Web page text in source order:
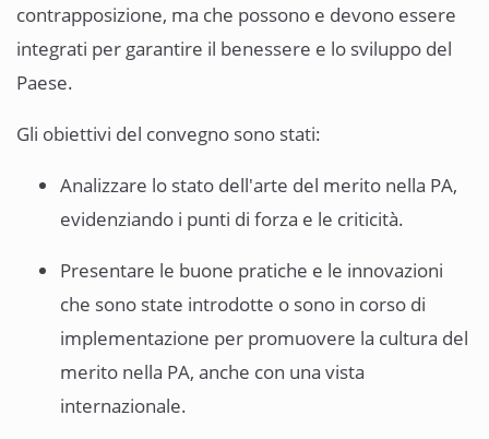
contrapposizione, ma che possono e devono essere
integrati per garantire il benessere e lo sviluppo del
Paese.
Gli obiettivi del convegno sono stati:
Analizzare lo stato dell'arte del merito nella PA,
evidenziando i punti di forza e le criticità.
Presentare le buone pratiche e le innovazioni
che sono state introdotte o sono in corso di
implementazione per promuovere la cultura del
merito nella PA, anche con una vista
internazionale.